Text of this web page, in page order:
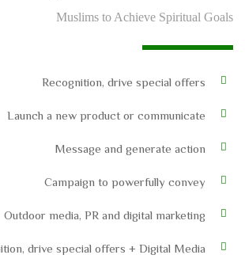
Muslims to Achieve Spiritual Goals
Recognition, drive special offers
Launch a new product or communicate
Message and generate action
Campaign to powerfully convey
Outdoor media, PR and digital marketing
drive special offers + Digital Media